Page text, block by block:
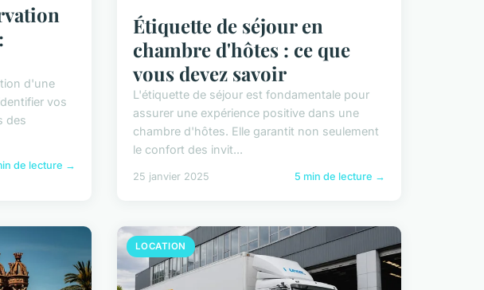
d'une
vos
des
de lecture →
Étiquette de séjour en
chambre d'hôtes : ce que
vous devez savoir
L'étiquette de séjour est fondamentale pour
assurer une expérience positive dans une
chambre d'hôtes. Elle garantit non seulement
le confort des invit...
25 janvier 2025 5 min de lecture →
LOCATION